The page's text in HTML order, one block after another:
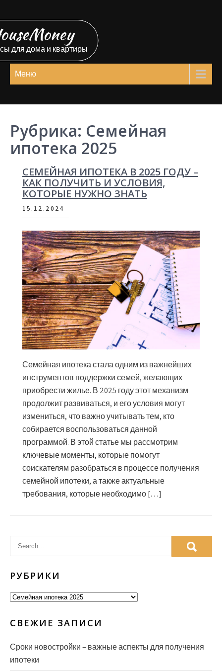
к
содержимому
для дома и квартиры
Меню
Рубрика: Семейная
ипотека 2025
СЕМЕЙНАЯ ИПОТЕКА В 2025 ГОДУ –
КАК ПОЛУЧИТЬ И УСЛОВИЯ,
КОТОРЫЕ НУЖНО ЗНАТЬ
15.12.2024
Семейная ипотека стала одним из важнейших
инструментов поддержки семей, желающих
приобрести жилье. В 2025 году этот механизм
продолжит развиваться, и его условия могут
измениться, что важно учитывать тем, кто
собирается воспользоваться данной
программой. В этой статье мы рассмотрим
ключевые моменты, которые помогут
соискателям разобраться в процессе получения
семейной ипотеки, а также актуальные
требования, которые необходимо […]
РУБРИКИ
Рубрики
СВЕЖИЕ ЗАПИСИ
Сроки новостройки – важные аспекты для получения
ипотеки